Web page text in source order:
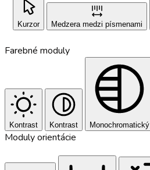
Kurzor Medzera medzi písmenami
Farebné moduly
Kontrast Kontrast Monochromatický
Moduly orientácie